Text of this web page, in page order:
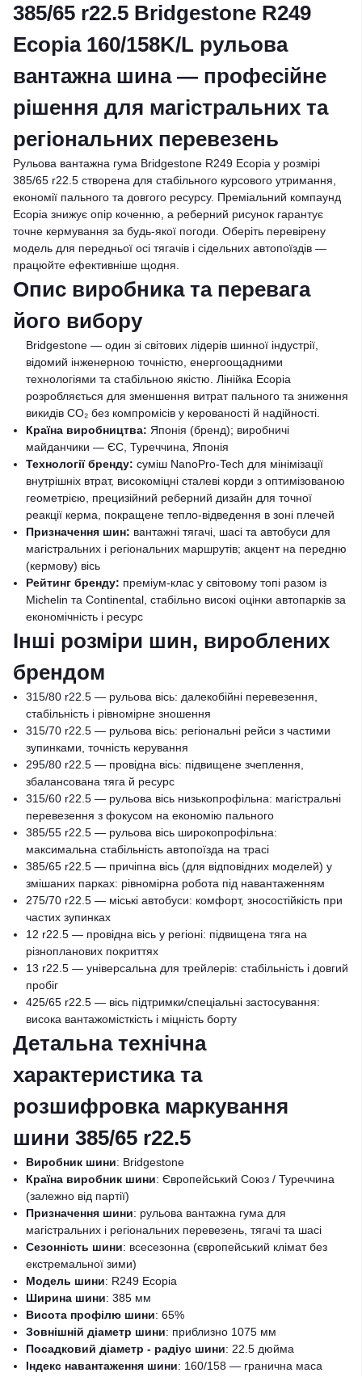
385/65 r22.5 Bridgestone R249
Ecopia 160/158K/L рульова
вантажна шина — професійне
рішення для магістральних та
регіональних перевезень
Рульова вантажна гума Bridgestone R249 Ecopia у розмірі
385/65 r22.5 створена для стабільного курсового утримання,
економії пального та довгого ресурсу. Преміальний компаунд
Ecopia знижує опір коченню, а реберний рисунок гарантує
точне кермування за будь-якої погоди. Оберіть перевірену
модель для передньої осі тягачів і сідельних автопоїздів —
працюйте ефективніше щодня.
Опис виробника та перевага
його вибору
Bridgestone — один зі світових лідерів шинної індустрії,
відомий інженерною точністю, енергоощадними
технологіями та стабільною якістю. Лінійка Ecopia
розробляється для зменшення витрат пального та зниження
викидів CO₂ без компромісів у керованості й надійності.
Країна виробництва: Японія (бренд); виробничі
майданчики — ЄС, Туреччина, Японія
Технології бренду: суміш NanoPro-Tech для мінімізації
внутрішніх втрат, високоміцні сталеві корди з оптимізованою
геометрією, прецизійний реберний дизайн для точної
реакції керма, покращене тепло-відведення в зоні плечей
Призначення шин: вантажні тягачі, шасі та автобуси для
магістральних і регіональних маршрутів; акцент на передню
(кермову) вісь
Рейтинг бренду: преміум-клас у світовому топі разом із
Michelin та Continental, стабільно високі оцінки автопарків за
економічність і ресурс
Інші розміри шин, вироблених
брендом
315/80 r22.5 — рульова вісь: далекобійні перевезення,
стабільність і рівномірне зношення
315/70 r22.5 — рульова вісь: регіональні рейси з частими
зупинками, точність керування
295/80 r22.5 — провідна вісь: підвищене зчеплення,
збалансована тяга й ресурс
315/60 r22.5 — рульова вісь низькопрофільна: магістральні
перевезення з фокусом на економію пального
385/55 r22.5 — рульова вісь широкопрофільна:
максимальна стабільність автопоїзда на трасі
385/65 r22.5 — причіпна вісь (для відповідних моделей) у
змішаних парках: рівномірна робота під навантаженням
275/70 r22.5 — міські автобуси: комфорт, зносостійкість при
частих зупинках
12 r22.5 — провідна вісь у регіоні: підвищена тяга на
різнопланових покриттях
13 r22.5 — універсальна для трейлерів: стабільність і довгий
пробіг
425/65 r22.5 — вісь підтримки/спеціальні застосування:
висока вантажомісткість і міцність борту
Детальна технічна
характеристика та
розшифровка маркування
шини 385/65 r22.5
Виробник шини: Bridgestone
Країна виробник шини: Європейський Союз / Туреччина
(залежно від партії)
Призначення шини: рульова вантажна гума для
магістральних і регіональних перевезень, тягачі та шасі
Сезонність шини: всесезонна (європейський клімат без
екстремальної зими)
Модель шини: R249 Ecopia
Ширина шини: 385 мм
Висота профілю шини: 65%
Зовнішній діаметр шини: приблизно 1075 мм
Посадковий діаметр - радіус шини: 22.5 дюйма
Індекс навантаження шини: 160/158 — гранична маса